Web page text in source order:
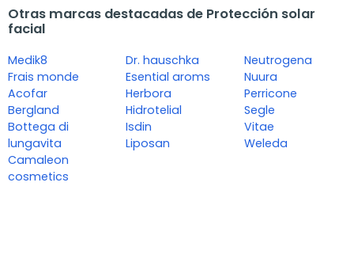
Otras marcas destacadas de Protección solar
facial
Medik8
Frais monde
Acofar
Bergland
Bottega di
lungavita
Camaleon
cosmetics
Dr. hauschka
Esential aroms
Herbora
Hidrotelial
Isdin
Liposan
Neutrogena
Nuura
Perricone
Segle
Vitae
Weleda